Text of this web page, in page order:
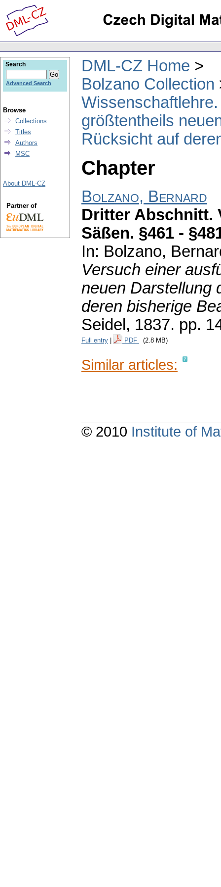
DML-CZ Home
Bolzano Collection
größtentheils
Rücksicht auf
Chapter
Bolzano, Bernard
Dritter Abschnitt.
Säßen. §461 -
In: Bolzano,
Versuch einer
neuen Darstellung
deren bisherige
Seidel, 1837. pp.
Full entry PDF (2.8 MB)
Similar articles:
Search
Advanced Search
Browse
Collections
Titles
Authors
MSC
About DML-CZ
Partner of
© 2010 Institute of